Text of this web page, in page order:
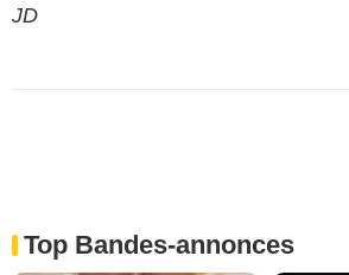
JD
Top Bandes-annonces